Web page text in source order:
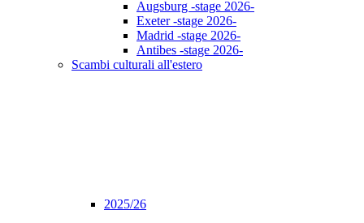
Augsburg -stage 2026-
Exeter -stage 2026-
Madrid -stage 2026-
Antibes -stage 2026-
Scambi culturali all'estero
2025/26